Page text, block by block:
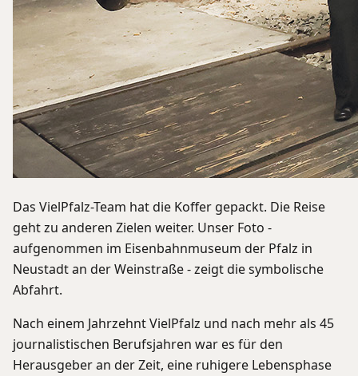
Das VielPfalz-Team hat die Koffer gepackt. Die Reise
geht zu anderen Zielen weiter. Unser Foto -
aufgenommen im Eisenbahnmuseum der Pfalz in
Neustadt an der Weinstraße - zeigt die symbolische
Abfahrt.
Nach einem Jahrzehnt VielPfalz und nach mehr als 45
journalistischen Berufsjahren war es für den
Herausgeber an der Zeit, eine ruhigere Lebensphase